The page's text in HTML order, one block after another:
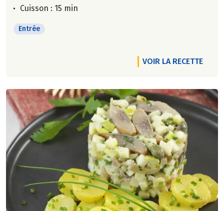
Cuisson : 15 min
Entrée
VOIR LA RECETTE